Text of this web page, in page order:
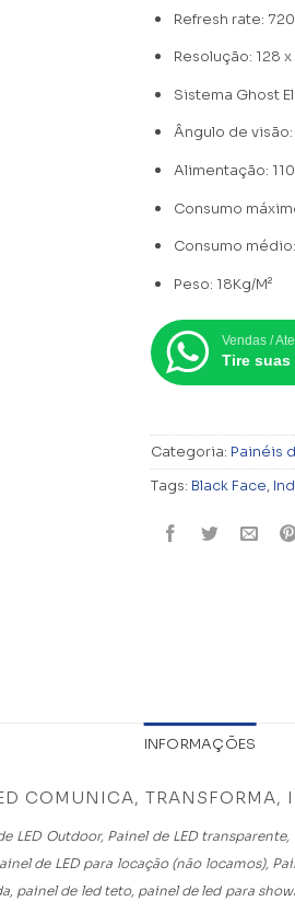
Refresh rate:
Resolução: 128
Sistema Ghost
Ângulo de visão:
Alimentação:
Consumo
Consumo
Peso: 18Kg/M²
Vendas /
Tire
Categoria: Painéis
Tags: Black Face,
INFORMAÇÕES
COMUNICA, TRANSFORMA,
LED Outdoor, Painel de LED
de LED para locação (não locamos),
painel de led teto, painel de led para